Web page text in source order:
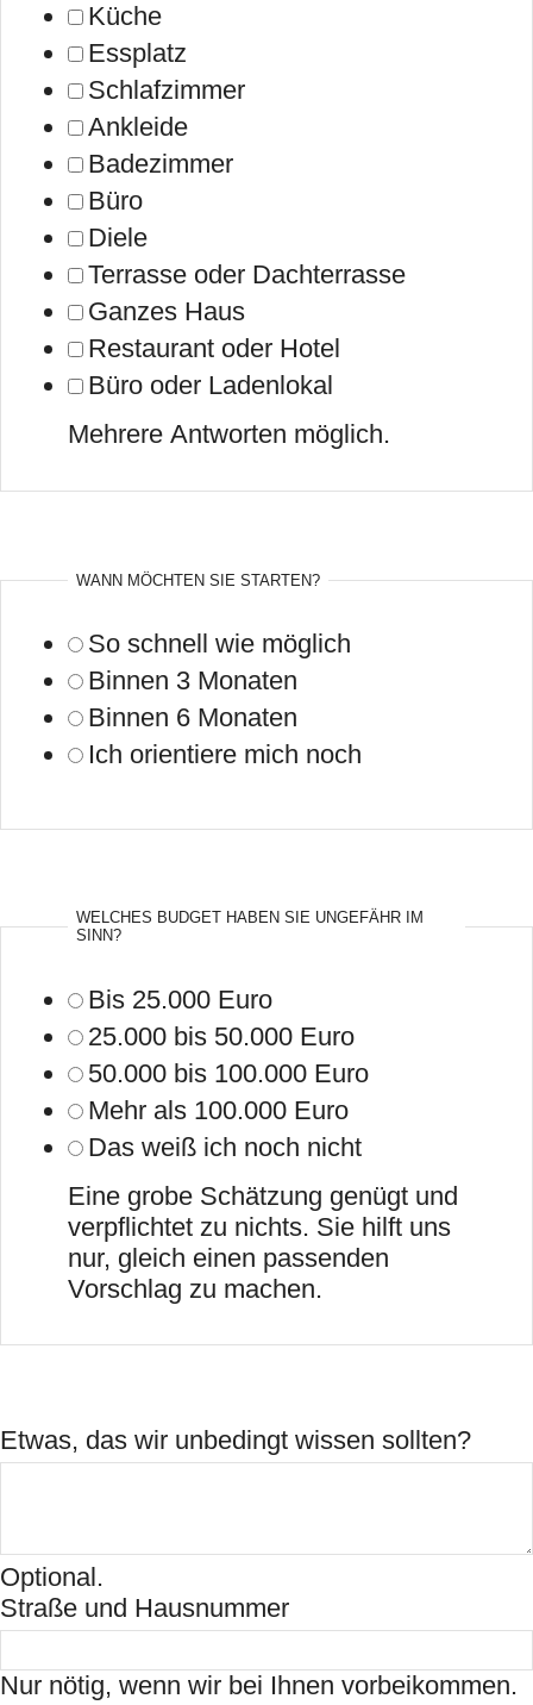
Küche
Essplatz
Schlafzimmer
Ankleide
Badezimmer
Büro
Diele
Terrasse oder Dachterrasse
Ganzes Haus
Restaurant oder Hotel
Büro oder Ladenlokal
Mehrere Antworten möglich.
WANN MÖCHTEN SIE STARTEN?
So schnell wie möglich
Binnen 3 Monaten
Binnen 6 Monaten
Ich orientiere mich noch
WELCHES BUDGET HABEN SIE UNGEFÄHR IM
SINN?
Bis 25.000 Euro
25.000 bis 50.000 Euro
50.000 bis 100.000 Euro
Mehr als 100.000 Euro
Das weiß ich noch nicht
Eine grobe Schätzung genügt und
verpflichtet zu nichts. Sie hilft uns
nur, gleich einen passenden
Vorschlag zu machen.
Etwas, das wir unbedingt wissen sollten?
Optional.
Straße und Hausnummer
Nur nötig, wenn wir bei Ihnen vorbeikommen.